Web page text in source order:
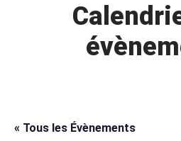
« Tous les Évènements